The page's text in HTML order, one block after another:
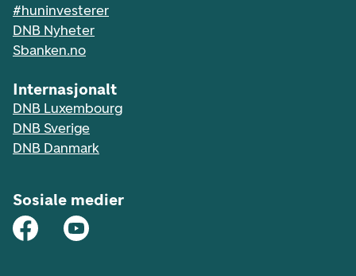
#huninvesterer
DNB Nyheter
Sbanken.no
Internasjonalt
DNB Luxembourg
DNB Sverige
DNB Danmark
Sosiale medier